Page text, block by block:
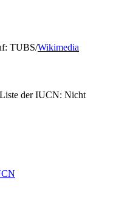
TUBS/Wikimedia
der IUCN: Nicht